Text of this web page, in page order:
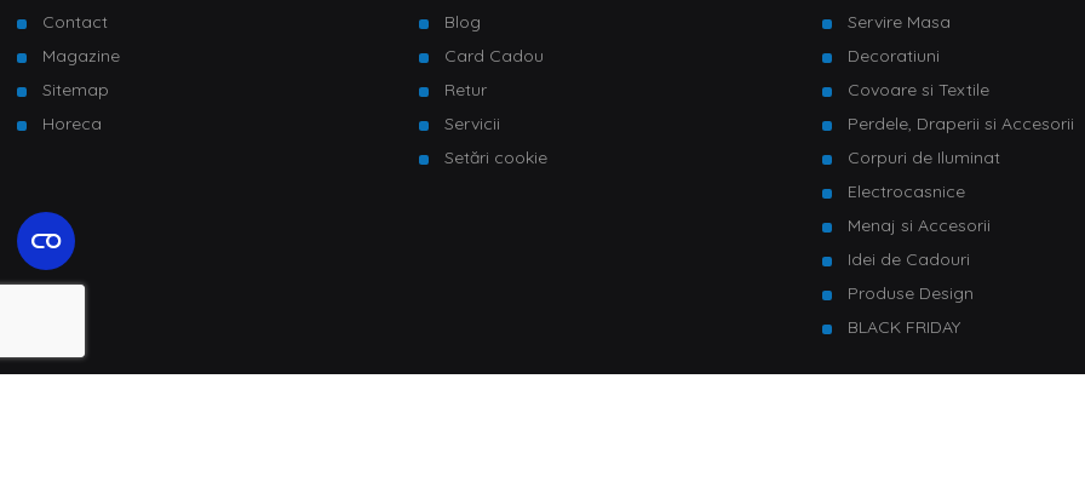
Contact
Magazine
Sitemap
Horeca
Blog
Card Cadou
Retur
Servicii
Setări cookie
Servire Masa
Decoratiuni
Covoare si Textile
Perdele, Draperii si Accesorii
Corpuri de Iluminat
Electrocasnice
Menaj si Accesorii
Idei de Cadouri
Produse Design
BLACK FRIDAY